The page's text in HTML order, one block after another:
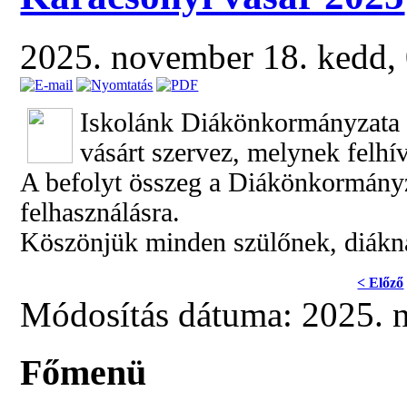
2025. november 18.
Iskolánk Diákönkormányzata
vásárt szervez, melynek
A befolyt összeg a
felhasználásra.
Köszönjük minden szülőnek,
< Előző
Módosítás dátuma: 2025.
Főmenü